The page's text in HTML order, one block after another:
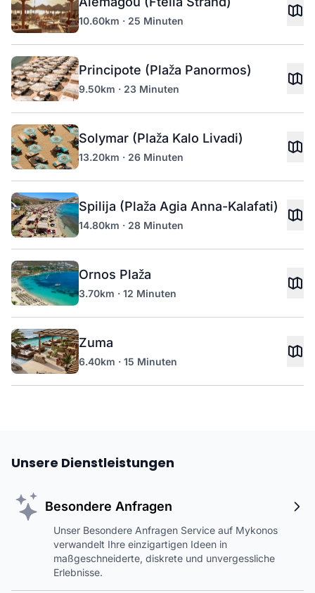
10.60km · 25 Minuten
Principote (Plaža Panormos)
9.50km · 23 Minuten
Solymar (Plaža Kalo Livadi)
13.20km · 26 Minuten
Spilija (Plaža Agia Anna-Kalafati)
14.80km · 28 Minuten
Ornos Plaža
3.70km · 12 Minuten
Zuma
6.40km · 15 Minuten
Unsere Dienstleistungen
Besondere Anfragen
Unser Besondere Anfragen Service auf Mykonos
verwandelt Ihre einzigartigen Ideen in
maßgeschneiderte, diskrete und unvergessliche
Erlebnisse.